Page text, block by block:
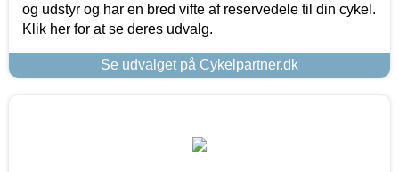
og udstyr og har en bred vifte af reservedele til din cykel.
Klik her for at se deres udvalg.
Se udvalget på Cykelpartner.dk